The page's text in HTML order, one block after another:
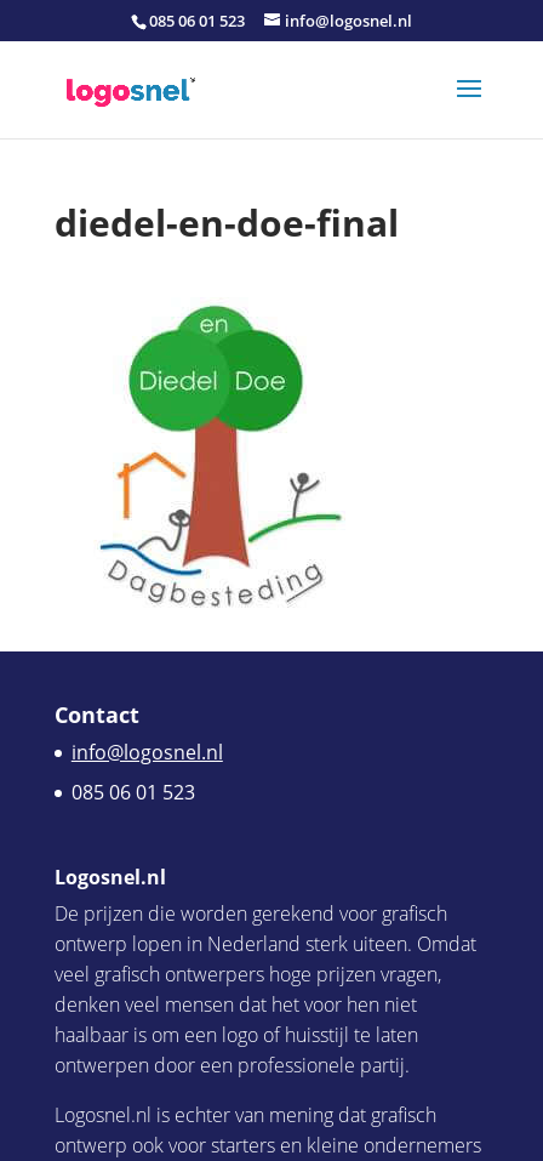
085 06 01 523 info@logosnel.nl
diedel-en-doe-final
Contact
info@logosnel.nl
085 06 01 523
Logosnel.nl
De prijzen die worden gerekend voor grafisch
ontwerp lopen in Nederland sterk uiteen. Omdat
veel grafisch ontwerpers hoge prijzen vragen,
denken veel mensen dat het voor hen niet
haalbaar is om een logo of huisstijl te laten
ontwerpen door een professionele partij.
Logosnel.nl is echter van mening dat grafisch
ontwerp ook voor starters en kleine ondernemers